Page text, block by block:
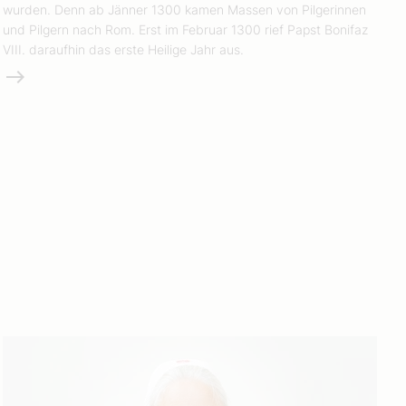
wurden. Denn ab Jänner 1300 kamen Massen von Pilgerinnen
und Pilgern nach Rom. Erst im Februar 1300 rief Papst Bonifaz
VIII. daraufhin das erste Heilige Jahr aus.
Weiterlesen